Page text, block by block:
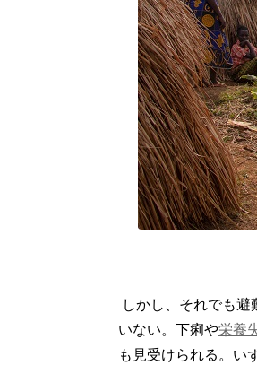
しかし、それでも
いない。下痢や栄養
も見受けられる。い